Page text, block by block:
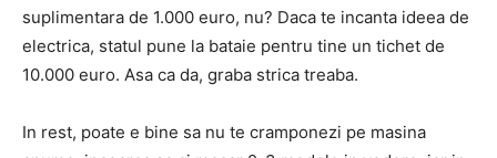
suplimentara de 1.000 euro, nu? Daca te incanta ideea de
electrica, statul pune la bataie pentru tine un tichet de
10.000 euro. Asa ca da, graba strica treaba.
In rest, poate e bine sa nu te cramponezi pe masina